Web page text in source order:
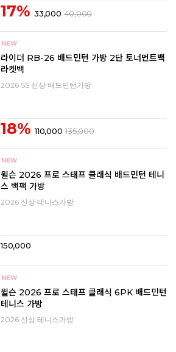
17% 33,000 40,000
라이더 RB-26 배드민턴 가방 2단 토너먼트백
라켓백
2026 SS 신상 배드민턴가방
18% 110,000 135,000
윌슨 2026 프로 스태프 클래식 배드민턴 테니
스 백팩 가방
2026 신상 테니스가방
150,000
윌슨 2026 프로 스태프 클래식 6PK 배드민턴
테니스 가방
2026 신상 테니스가방